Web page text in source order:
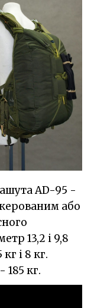
AD-95 -
або
13,2 і 9,8
і 8 кг.
кг.